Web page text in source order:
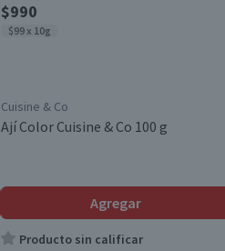
$990
$99 x 10g
Cuisine & Co
Ají Color Cuisine & Co 100 g
Agregar
Producto sin calificar